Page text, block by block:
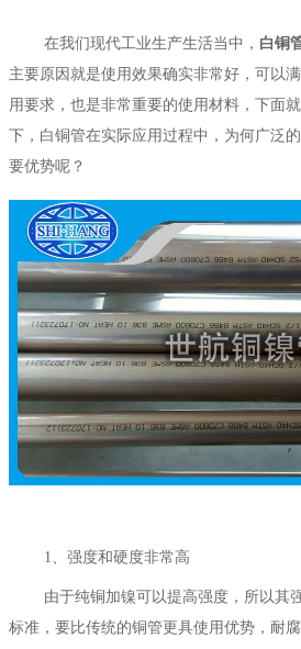
在我们现代工业生产生活当中， 白铜
主要原因就是使用效果确实非常好，可以
用要求，也是非常重要的使用材料，下面
下，白铜管在实际应用过程中，为何广泛
要优势呢？
1、强度和硬度非常高
由于纯铜加镍可以提高强度，所以其
标准，要比传统的铜管更具使用优势，耐